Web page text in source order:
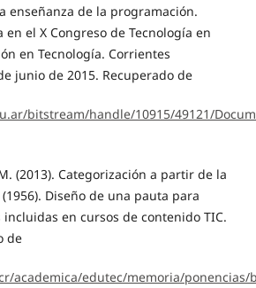
enseñanza de la programación.
en el X Congreso de Tecnología en
en Tecnología. Corrientes
junio de 2015. Recuperado de
bitstream/handle/10915/49121/
(2013). Categorización a partir de la
Diseño de una pauta para
en cursos de contenido TIC.
de
academica/edutec/memoria/ponencias/